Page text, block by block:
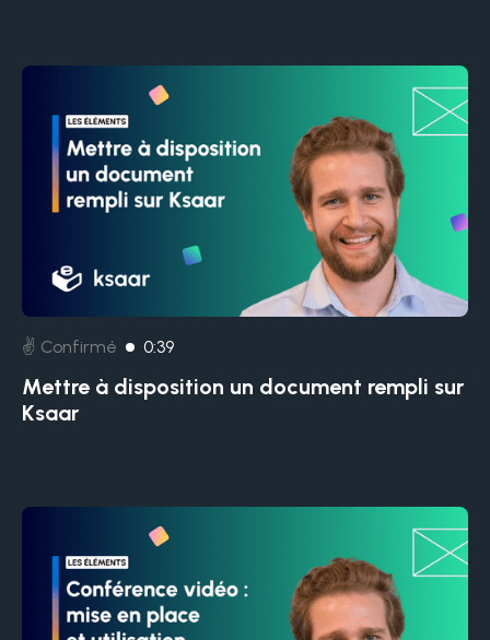
✌️ Confirmé 0:39
Mettre à disposition un document rempli sur
Ksaar